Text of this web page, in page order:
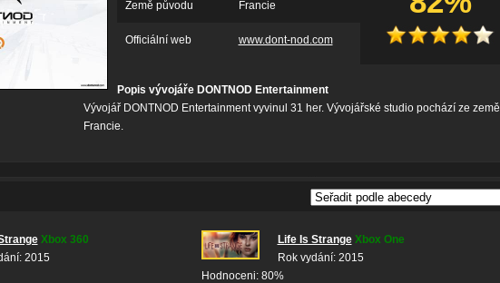
Země původu Francie
Officiální web www.dont-nod.com
Popis vývojáře DONTNOD Entertainment
Vývojář DONTNOD Entertainment vyvinul 31 her. Vývojářské studio pochází ze země
Francie.
Xbox 360
2015
Life Is Strange Xbox One
Rok vydání: 2015
Hodnoceni: 80%